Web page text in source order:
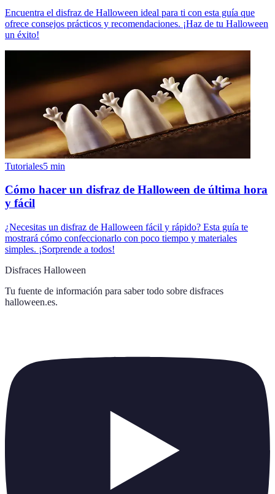
Encuentra el disfraz de Halloween ideal para ti con esta guía que
ofrece consejos prácticos y recomendaciones. ¡Haz de tu Halloween
un éxito!
Tutoriales5 min
Cómo hacer un disfraz de Halloween de última hora
y fácil
¿Necesitas un disfraz de Halloween fácil y rápido? Esta guía te
mostrará cómo confeccionarlo con poco tiempo y materiales
simples. ¡Sorprende a todos!
Disfraces Halloween
Tu fuente de información para saber todo sobre disfraces
halloween.es.